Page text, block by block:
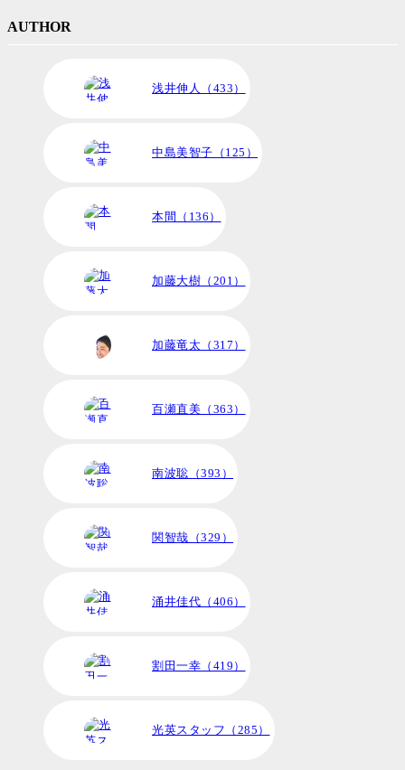
AUTHOR
浅井伸人（433）
中島美智子（125）
本間（136）
加藤大樹（201）
加藤竜太（317）
百瀬直美（363）
南波聡（393）
関智哉（329）
涌井佳代（406）
割田一幸（419）
光英スタッフ（285）